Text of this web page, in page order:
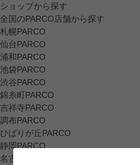
ショップから探す
全国のPARCO店舗から探す
札幌PARCO
仙台PARCO
浦和PARCO
池袋PARCO
渋谷PARCO
錦糸町PARCO
吉祥寺PARCO
調布PARCO
ひばりが丘PARCO
静岡PARCO
名古屋PARCO